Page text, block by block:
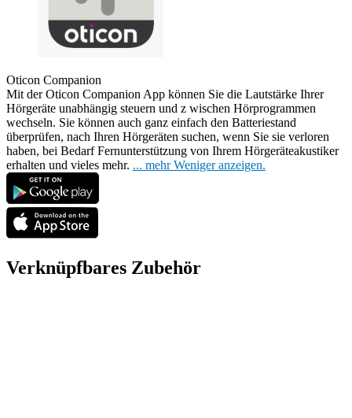
Oticon Companion
Mit der Oticon Companion App können Sie die Lautstärke Ihrer
Hörgeräte unabhängig steuern und z wischen Hörprogrammen
wechseln. Sie können auch ganz einfach den Batteriestand
überprüfen, nach Ihren Hörgeräten suchen, wenn Sie sie verloren
haben, bei Bedarf Fernunterstützung von Ihrem Hörgeräteakustiker
erhalten und vieles mehr. ... mehr Weniger anzeigen.
Verknüpfbares Zubehör